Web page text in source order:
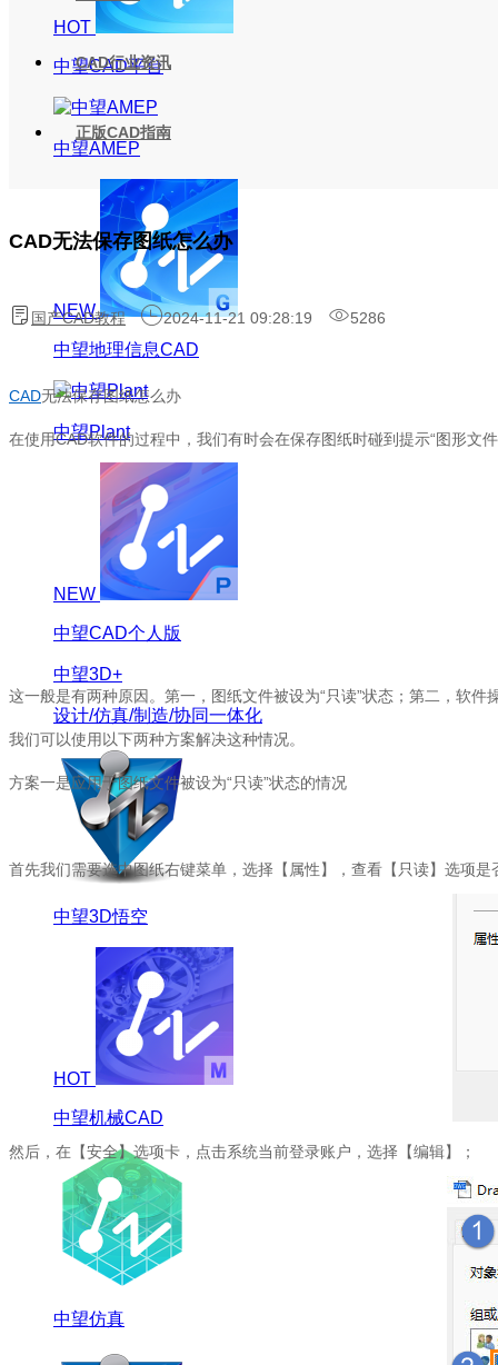
HOT
中望CAD平台
中望AMEP
NEW
中望地理信息CAD
中望Plant
NEW
中望CAD个人版
中望3D+
设计/仿真/制造/协同一体化
中望3D悟空
HOT
中望机械CAD
中望仿真
CAD行业资讯
正版CAD指南
CAD无法保存图纸怎么办
国产CAD教程 2024-11-21 09:28:19 5286
CAD无法保存图纸怎么办
在使用CAD软件的过程中，我们有时会在保存图纸时碰到提示“图形文
这一般是有两种原因。第一，图纸文件被设为“只读”状态；第二，软件
我们可以使用以下两种方案解决这种情况。
方案一是应用于图纸文件被设为“只读”状态的情况
首先我们需要选中图纸右键菜单，选择【属性】，查看【只读】选项
然后，在【安全】选项卡，点击系统当前登录账户，选择【编辑】；